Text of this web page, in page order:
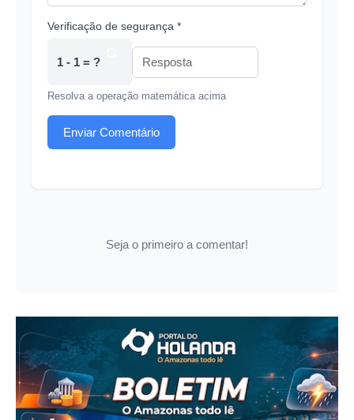
Verificação de segurança *
1 - 1 = ?
Resolva a operação matemática acima
Enviar Comentário
Seja o primeiro a comentar!